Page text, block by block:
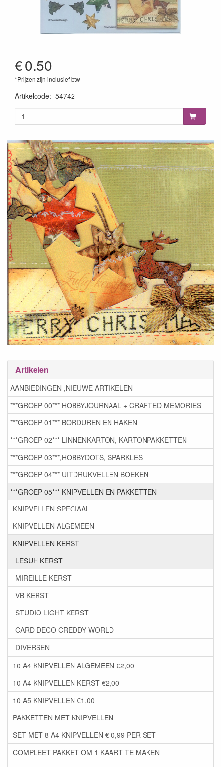
€0.50
*Prijzen zijn inclusief btw
Artikelcode: 54742
Artikelen
AANBIEDINGEN ,NIEUWE ARTIKELEN
***GROEP 00*** HOBBYJOURNAAL + CRAFTED MEMORIES
***GROEP 01*** BORDUREN EN HAKEN
***GROEP 02*** LINNENKARTON, KARTONPAKKETTEN
***GROEP 03***,HOBBYDOTS, SPARKLES
***GROEP 04*** UITDRUKVELLEN BOEKEN
***GROEP 05*** KNIPVELLEN EN PAKKETTEN
KNIPVELLEN SPECIAAL
KNIPVELLEN ALGEMEEN
KNIPVELLEN KERST
LESUH KERST
MIREILLE KERST
VB KERST
STUDIO LIGHT KERST
CARD DECO CREDDY WORLD
DIVERSEN
10 A4 KNIPVELLEN ALGEMEEN €2,00
10 A4 KNIPVELLEN KERST €2,00
10 A5 KNIPVELLEN €1,00
PAKKETTEN MET KNIPVELLEN
SET MET 8 A4 KNIPVELLEN € 0,99 PER SET
COMPLEET PAKKET OM 1 KAART TE MAKEN